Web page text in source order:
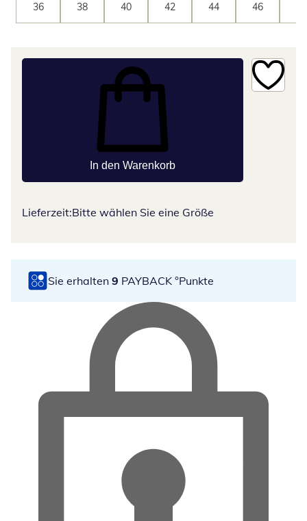
36 38 40 42 44 46
In den Warenkorb
Lieferzeit:Bitte wählen Sie eine Größe
Sie erhalten 9 PAYBACK °Punkte